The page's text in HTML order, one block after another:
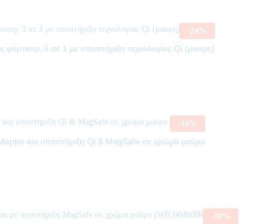
-24%
3 σε 1 με υποστήριξη τεχνολογίας Qi (μαυρη)
- 14%
και υποστήριξη Qi & MagSafe σε χρώμα μαύρο
- 10 %